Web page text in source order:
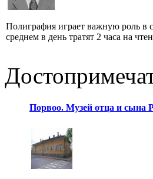
Полиграфия играет важную роль в
среднем в день тратят 2 часа на
Порвоо. Музей отца и сына